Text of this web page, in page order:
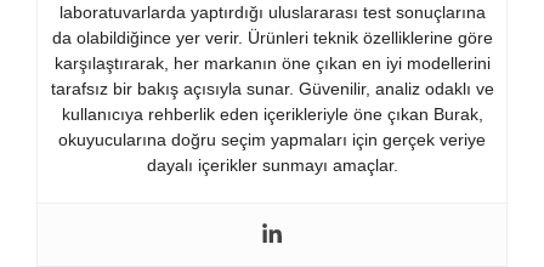
laboratuvarlarda yaptırdığı uluslararası test sonuçlarına
da olabildiğince yer verir. Ürünleri teknik özelliklerine göre
karşılaştırarak, her markanın öne çıkan en iyi modellerini
tarafsız bir bakış açısıyla sunar. Güvenilir, analiz odaklı ve
kullanıcıya rehberlik eden içerikleriyle öne çıkan Burak,
okuyucularına doğru seçim yapmaları için gerçek veriye
dayalı içerikler sunmayı amaçlar.